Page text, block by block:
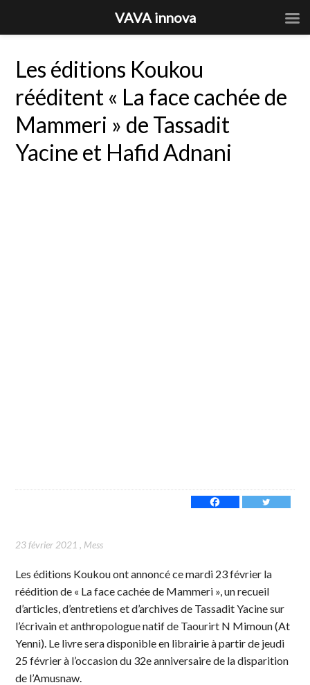
Les éditions Koukou
rééditent « La face cachée de
Mammeri » de Tassadit
Yacine et Hafid Adnani
23 février 2021 , Mess
Les éditions Koukou ont annoncé ce mardi 23 février la
réédition de « La face cachée de Mammeri », un recueil
d’articles, d’entretiens et d’archives de Tassadit Yacine sur
l’écrivain et anthropologue natif de Taourirt N Mimoun (At
Yenni). Le livre sera disponible en librairie à partir de jeudi
25 février à l’occasion du 32e anniversaire de la disparition
de l’Amusnaw.
VAVA innova